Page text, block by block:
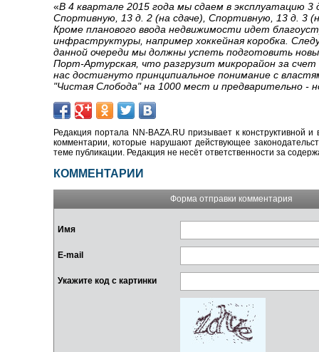
«В 4 квартале 2015 года мы сдаем в эксплуатацию
Спортивную, 13 д. 2 (на сдаче), Спортивную, 13 д. 3
Кроме планового ввода недвижимости идет
инфраструктуры, например хоккейная коробка.
данной очереди мы должны успеть подготовить
Порт-Артурская, что разгрузит микрорайон за
нас достигнуто принципиальное понимание с
"Чистая Слобода" на 1000 мест и предварительно -
Редакция портала NN-BAZA.RU призывает к конструктивной
комментарии, которые нарушают действующее
теме публикации. Редакция не несёт ответственности за
КОММЕНТАРИИ
Форма отправки комментария
Имя
E-mail
Укажите код с картинки